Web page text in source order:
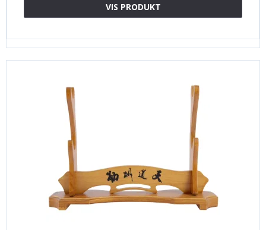
VIS PRODUKT